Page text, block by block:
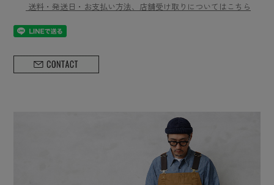
送料・発送日・お支払い方法、店舗受け取りについてはこちら